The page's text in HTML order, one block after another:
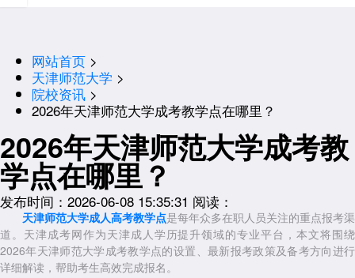
网站首页 >
天津师范大学 >
院校资讯 >
2026年天津师范大学成考教学点在哪里？
2026年天津师范大学成考教
学点在哪里？
发布时间：2026-06-08 15:35:31 阅读：
天津师范大学成人高考教学点是每年众多在职人员关注的重点报考渠
道。天津成考网作为天津成人学历提升领域的专业平台，本文将围绕
2026年天津师范大学成考教学点的设置、最新报考政策及备考方向进行
详细解读，帮助考生高效完成报名。